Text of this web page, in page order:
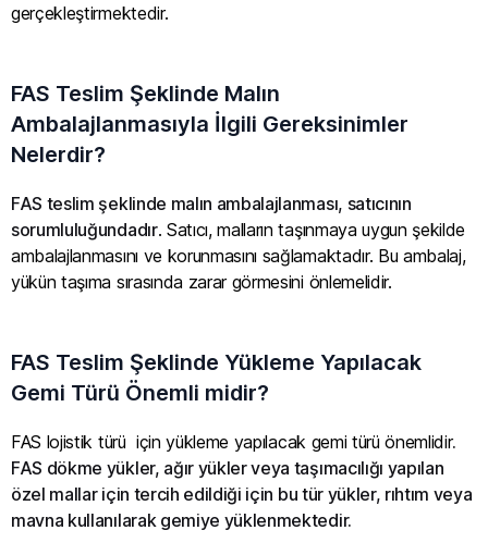
gerçekleştirmektedir.
FAS Teslim Şeklinde Malın
Ambalajlanmasıyla İlgili Gereksinimler
Nelerdir?
FAS teslim şeklinde malın ambalajlanması, satıcının
sorumluluğundadır. Satıcı, malların taşınmaya uygun şekilde
ambalajlanmasını ve korunmasını sağlamaktadır. Bu ambalaj,
yükün taşıma sırasında zarar görmesini önlemelidir.
FAS Teslim Şeklinde Yükleme Yapılacak
Gemi Türü Önemli midir?
FAS lojistik türü için yükleme yapılacak gemi türü önemlidir.
FAS dökme yükler, ağır yükler veya taşımacılığı yapılan
özel mallar için tercih edildiği için bu tür yükler, rıhtım veya
mavna kullanılarak gemiye yüklenmektedir.